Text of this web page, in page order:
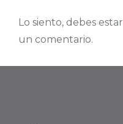
Lo siento, debes estar
un comentario.